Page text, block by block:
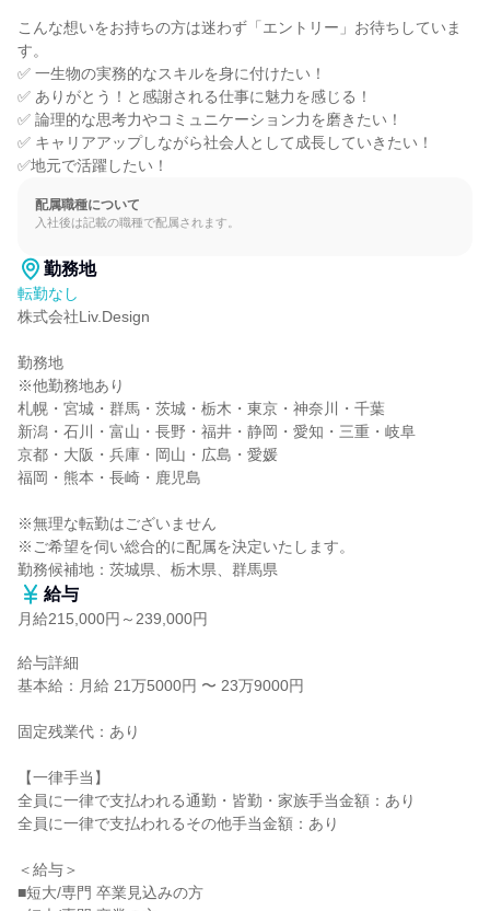
こんな想いをお持ちの方は迷わず「エントリー」お待ちしていま
す。
✅ 一生物の実務的なスキルを身に付けたい！
✅ ありがとう！と感謝される仕事に魅力を感じる！
✅ 論理的な思考力やコミュニケーション力を磨きたい！
✅ キャリアアップしながら社会人として成長していきたい！
✅地元で活躍したい！
配属職種について
入社後は記載の職種で配属されます。
勤務地
転勤なし
株式会社Liv.Design
勤務地
※他勤務地あり
札幌・宮城・群馬・茨城・栃木・東京・神奈川・千葉
新潟・石川・富山・長野・福井・静岡・愛知・三重・岐阜
京都・大阪・兵庫・岡山・広島・愛媛
福岡・熊本・長崎・鹿児島
※無理な転勤はございません
※ご希望を伺い総合的に配属を決定いたします。
勤務候補地：茨城県、栃木県、群馬県
給与
月給215,000円～239,000円
給与詳細
基本給：月給 21万5000円 〜 23万9000円
固定残業代：あり
【一律手当】
全員に一律で支払われる通勤・皆勤・家族手当金額：あり
全員に一律で支払われるその他手当金額：あり
＜給与＞
■短大/専門 卒業見込みの方